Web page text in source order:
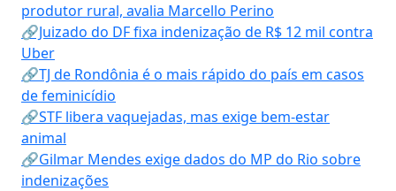
produtor rural, avalia Marcello Perino
🔗Juizado do DF fixa indenização de R$ 12 mil contra
Uber
🔗TJ de Rondônia é o mais rápido do país em casos
de feminicídio
🔗STF libera vaquejadas, mas exige bem-estar
animal
🔗Gilmar Mendes exige dados do MP do Rio sobre
indenizações